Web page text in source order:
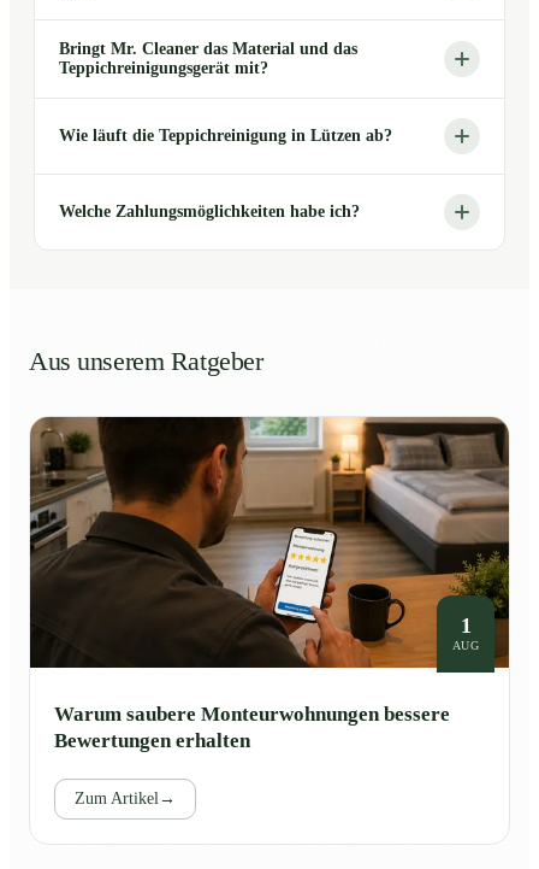
Bringt Mr. Cleaner das Material und das
Teppichreinigungsgerät mit?
Wie läuft die Teppichreinigung in Lützen ab?
Welche Zahlungsmöglichkeiten habe ich?
Aus unserem Ratgeber
1
AUG
Warum saubere Monteurwohnungen bessere
Bewertungen erhalten
Zum Artikel →